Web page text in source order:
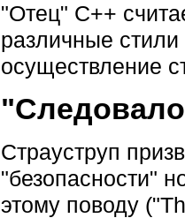
"Отец" C++
различные
осуществление
Страуструп
"безопасности"
этому поводу